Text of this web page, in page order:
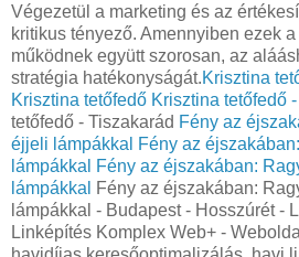
Végezetül a marketing és az
kritikus tényező. Amennyiben ezek
működnek együtt szorosan, az
stratégia hatékonyságát.Krisztina
Krisztina tetőfedő Krisztina tetőfedő
tetőfedő - Tiszakarád Fény az
éjjeli lámpákkal
Fény az
lámpákkal
Fény az éjszakában:
lámpákkal
Fény az éjszakában:
lámpákkal - Budapest - Hosszúrét -
Linképítés Komplex Web+ -